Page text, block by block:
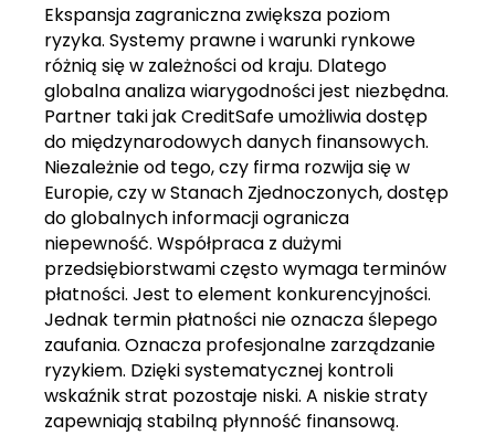
Ekspansja zagraniczna zwiększa poziom
ryzyka. Systemy prawne i warunki rynkowe
różnią się w zależności od kraju. Dlatego
globalna analiza wiarygodności jest niezbędna.
Partner taki jak CreditSafe umożliwia dostęp
do międzynarodowych danych finansowych.
Niezależnie od tego, czy firma rozwija się w
Europie, czy w Stanach Zjednoczonych, dostęp
do globalnych informacji ogranicza
niepewność. Współpraca z dużymi
przedsiębiorstwami często wymaga terminów
płatności. Jest to element konkurencyjności.
Jednak termin płatności nie oznacza ślepego
zaufania. Oznacza profesjonalne zarządzanie
ryzykiem. Dzięki systematycznej kontroli
wskaźnik strat pozostaje niski. A niskie straty
zapewniają stabilną płynność finansową.